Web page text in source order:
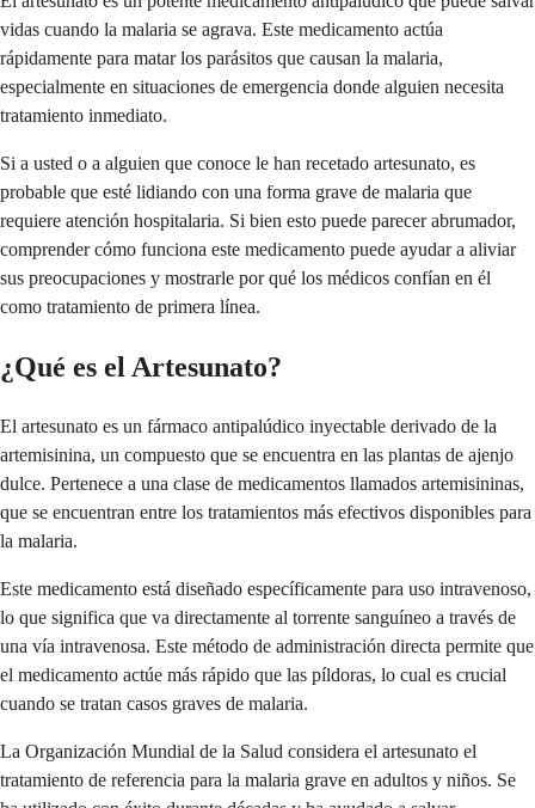
vidas cuando la malaria se agrava. Este medicamento actúa
rápidamente para matar los parásitos que causan la malaria,
especialmente en situaciones de emergencia donde alguien necesita
tratamiento inmediato.
Si a usted o a alguien que conoce le han recetado artesunato, es
probable que esté lidiando con una forma grave de malaria que
requiere atención hospitalaria. Si bien esto puede parecer abrumador,
comprender cómo funciona este medicamento puede ayudar a aliviar
sus preocupaciones y mostrarle por qué los médicos confían en él
como tratamiento de primera línea.
¿Qué es el Artesunato?
El artesunato es un fármaco antipalúdico inyectable derivado de la
artemisinina, un compuesto que se encuentra en las plantas de ajenjo
dulce. Pertenece a una clase de medicamentos llamados artemisininas,
que se encuentran entre los tratamientos más efectivos disponibles para
la malaria.
Este medicamento está diseñado específicamente para uso intravenoso,
lo que significa que va directamente al torrente sanguíneo a través de
una vía intravenosa. Este método de administración directa permite que
el medicamento actúe más rápido que las píldoras, lo cual es crucial
cuando se tratan casos graves de malaria.
La Organización Mundial de la Salud considera el artesunato el
tratamiento de referencia para la malaria grave en adultos y niños. Se